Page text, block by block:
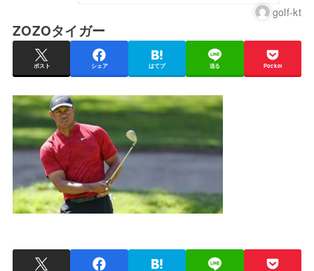
golf-kt
ZOZOタイガー
ポスト シェア はてブ 送る Pocket